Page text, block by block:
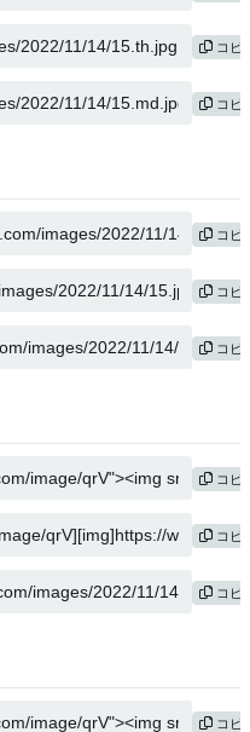
コピー
コピー
コピー
コピー
コピー
コピー
コピー
コピー
コピー